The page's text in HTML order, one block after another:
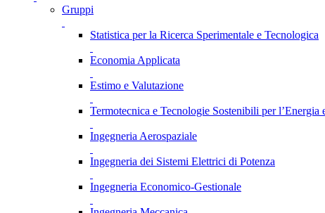
Gruppi
Statistica per la Ricerca Sperimentale e Tecnologica
Economia Applicata
Estimo e Valutazione
Termotecnica e Tecnologie Sostenibili per l’Energia
Ingegneria Aerospaziale
Ingegneria dei Sistemi Elettrici di Potenza
Ingegneria Economico-Gestionale